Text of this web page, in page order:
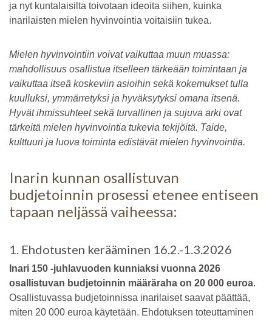
ja nyt kuntalaisilta toivotaan ideoita siihen, kuinka
inarilaisten mielen hyvinvointia voitaisiin tukea.
Mielen hyvinvointiin voivat vaikuttaa muun muassa:
mahdollisuus osallistua itselleen tärkeään toimintaan ja
vaikuttaa itseä koskeviin asioihin sekä kokemukset tulla
kuulluksi, ymmärretyksi ja hyväksytyksi omana itsenä.
Hyvät ihmissuhteet sekä turvallinen ja sujuva arki ovat
tärkeitä mielen hyvinvointia tukevia tekijöitä. Taide,
kulttuuri ja luova toiminta edistävät mielen hyvinvointia.
Inarin kunnan osallistuvan
budjetoinnin prosessi etenee entiseen
tapaan neljässä vaiheessa:
1. Ehdotusten kerääminen 16.2.-1.3.2026
Inari 150 -juhlavuoden kunniaksi vuonna 2026
osallistuvan budjetoinnin määräraha on 20 000 euroa.
Osallistuvassa budjetoinnissa inarilaiset saavat päättää,
miten 20 000 euroa käytetään. Ehdotuksen toteuttaminen